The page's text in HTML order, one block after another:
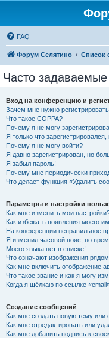
FAQ
Форум Селятино Список
Часто
Вход на конференцию и
Зачем мне нужно
Что такое COPPA?
Почему я не могу
Я только что
Почему я не могу войти?
Я давно зарегистрирован, но
Я забыл пароль!
Почему мне периодически
Что делает функция «Удалить
Параметры и настройки
Как мне изменить мои
Как избежать появления моего
На конференции неправильное
Я изменил часовой пояс, но
Моего языка нет в списке!
Что означают изображения
Как мне включить отображение
Что такое звание и как я могу
Когда я щёлкаю по ссылке
Создание сообщений
Как мне создать новую тему или
Как мне отредактировать или
Как мне добавить подпись к